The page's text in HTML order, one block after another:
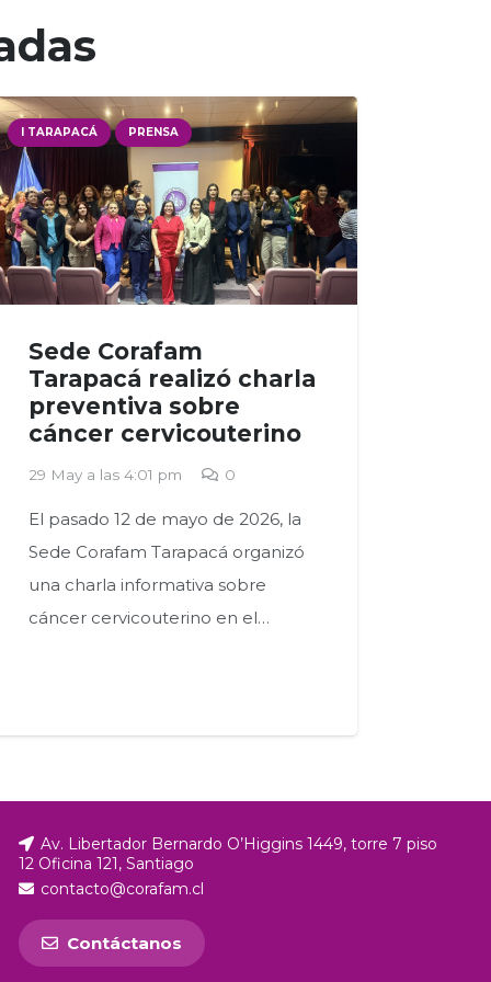
I TARAPACÁ PRENSA
Sede Corafam
Tarapacá realizó charla
preventiva sobre
cáncer cervicouterino
29 May a las 4:01 pm 0
El pasado 12 de mayo de 2026, la
Sede Corafam Tarapacá organizó
una charla informativa sobre
cáncer cervicouterino en el…
Av. Libertador Bernardo O’Higgins 1449, torre 7 piso
12 Oficina 121, Santiago
contacto@corafam.cl
Contáctanos